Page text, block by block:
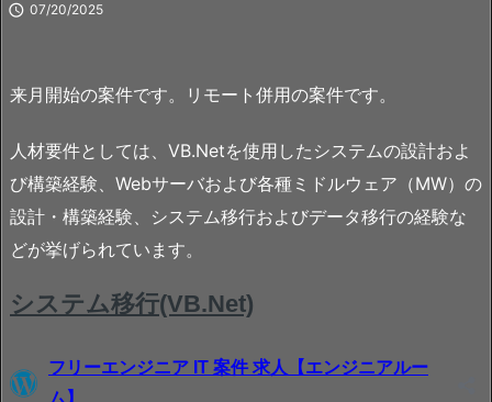
 07/20/2025
来月開始の案件です。リモート併用の案件です。
人材要件としては、VB.Netを使用したシステムの設計およ
び構築経験、Webサーバおよび各種ミドルウェア（MW）の
設計・構築経験、システム移行およびデータ移行の経験な
どが挙げられています。